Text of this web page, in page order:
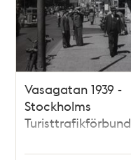
Vasagatan 1939 -
Stockholms
Turisttrafikförbund